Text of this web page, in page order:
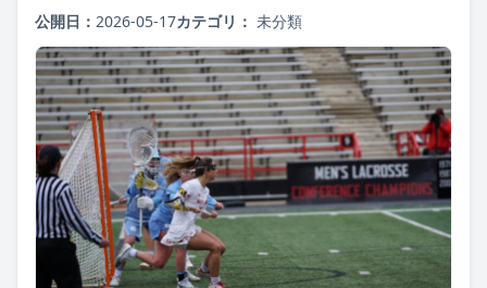
公開日： 2026-05-17カテゴリ： 未分類